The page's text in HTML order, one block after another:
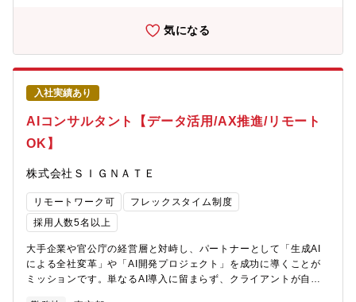
ィスは1,900拠点で場所を選ばず勤務可。・ドレスコードの自由化
部組織エンゲージメントを高める活動にも力を入れており、定着
の実現性の観点から商品仕様の変更を提案することもあり、仕様
決定に広く携わることのできる非常にやりがいのある仕事です。
社内のCPU開発チーム、ファームウェア開発チーム、筐体開発チ
ーム、及び、社外部品ベンダ、ODMベンダなど複数の社内外関係
者と密に連携し、装置仕様開発を実施。装置仕様書（ハードウェ
ア構成や基本機能、各製品モデルの概要）、装置論理仕様書（ソ
フトウェアからみた論理的な構成や動作、主なデバイスの情報
等）、装置制御仕様書等、一連の装置仕様開発（各仕様書の作
成）業務をリーダーとして推進いただきます。本ポジションはサ
マネージャーへとステップアップし、より広い範囲での開発を担
う人材として成長いただくことを期待しています。【仕事の魅
力・やりがい】・スーパーコンピュータ「富岳」を開発した技術
者集団の一員として、最先端テクノロジを活用した富士通のサー
バ開発に携わることができます。・自身の策定した仕様がサーバ
として形になっていくため、大きなやりがいを感じることができ
ます。・海外ODM・EMSベンダを含む社外パートナーとの協業を
通して、富士通のこれからのサーバー開発プロセスを共に立ち上
気になる
入社実績あり
AIコンサルタント【データ活用/AX推進/リモート
OK】
株式会社ＳＩＧＮＡＴＥ
リモートワーク可
フレックスタイム制度
採用人数5名以上
大手企業や官公庁の経営層と対峙し、パートナーとして「生成AI
による全社変革」や「AI開発プロジェクト」を成功に導くことが
ミッションです。単なるAI導入に留まらず、クライアントが自ら